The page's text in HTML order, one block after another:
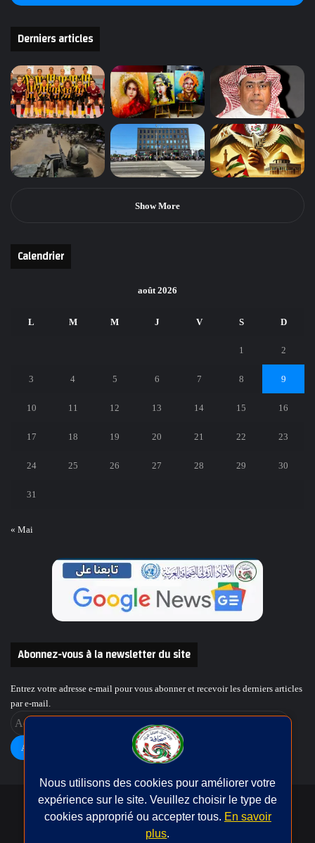
Nous utilisons des cookies pour améliorer votre
expérience sur le site. Veuillez choisir le type de
cookies approprié ou accepter tous. En savoir
plus.
Derniers articles
Show More
Calendrier
août 2026
L M M J V S D
1 2
3 4 5 6 7 8 9
10 11 12 13 14 15 16
17 18 19 20 21 22 23
24 25 26 27 28 29 30
31
« Mai
Abonnez-vous à la newsletter du site
Entrez votre adresse e-mail pour vous abonner et recevoir les derniers articles
par e-mail.
Adresse
mailAbonnement
حقوق النشر © | جميع الحقوق محفوظة للاتحاد الدولى للصحافة العربية